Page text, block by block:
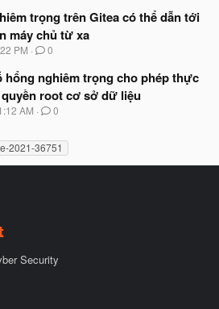
trọng trên Gitea có thể dẫn tới
máy chủ từ xa
PM 0
hổng nghiêm trọng cho phép thực
root cơ sở dữ liệu
AM 0
2021-36751
Security